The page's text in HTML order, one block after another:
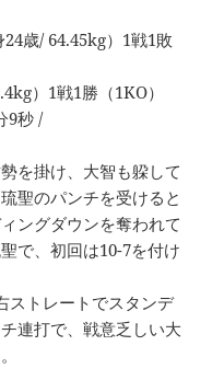
歳/ 64.45kg）1戦1敗
）1戦1勝（1KO）
9秒 /
を掛け、大智も躱して
聖のパンチを受けると
ングダウンを奪われて
で、初回は10-7を付け
ストレートでスタンデ
連打で、戦意乏しい大